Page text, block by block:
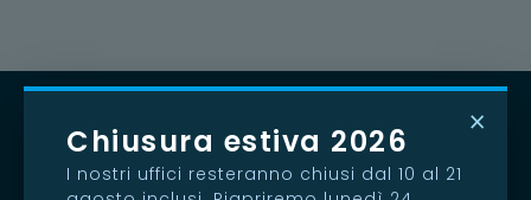
Contatti
CDR Pompe S.r.l.
×
Chiusura estiva 2026
I nostri uffici resteranno chiusi dal 10 al 21